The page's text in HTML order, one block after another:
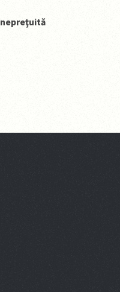
nepreţuită